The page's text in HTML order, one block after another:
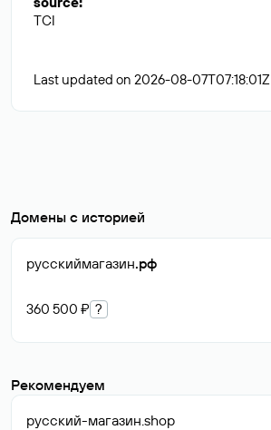
TCI
Last updated on 2026-08-07T07:18:01Z
Домены с историей
русскиймагазин.рф
360 500 ₽ ?
Рекомендуем
русский-магазин.shop